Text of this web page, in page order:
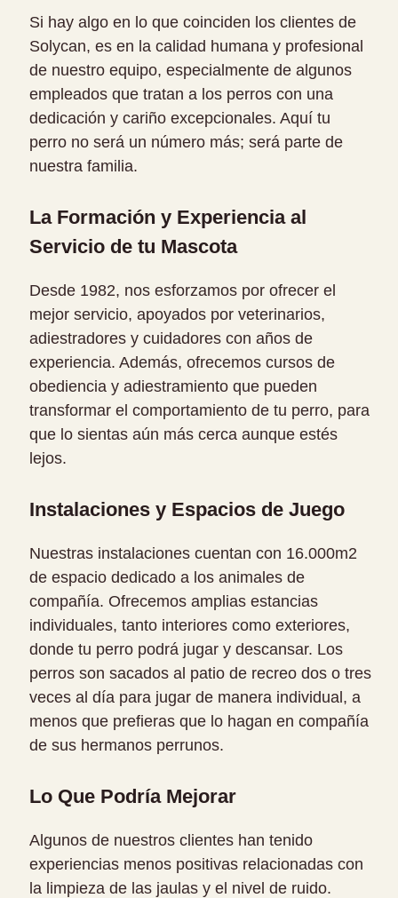
Si hay algo en lo que coinciden los clientes de
Solycan, es en la calidad humana y profesional
de nuestro equipo, especialmente de algunos
empleados que tratan a los perros con una
dedicación y cariño excepcionales. Aquí tu
perro no será un número más; será parte de
nuestra familia.
La Formación y Experiencia al
Servicio de tu Mascota
Desde 1982, nos esforzamos por ofrecer el
mejor servicio, apoyados por veterinarios,
adiestradores y cuidadores con años de
experiencia. Además, ofrecemos cursos de
obediencia y adiestramiento que pueden
transformar el comportamiento de tu perro, para
que lo sientas aún más cerca aunque estés
lejos.
Instalaciones y Espacios de Juego
Nuestras instalaciones cuentan con 16.000m2
de espacio dedicado a los animales de
compañía. Ofrecemos amplias estancias
individuales, tanto interiores como exteriores,
donde tu perro podrá jugar y descansar. Los
perros son sacados al patio de recreo dos o tres
veces al día para jugar de manera individual, a
menos que prefieras que lo hagan en compañía
de sus hermanos perrunos.
Lo Que Podría Mejorar
Algunos de nuestros clientes han tenido
experiencias menos positivas relacionadas con
la limpieza de las jaulas y el nivel de ruido.